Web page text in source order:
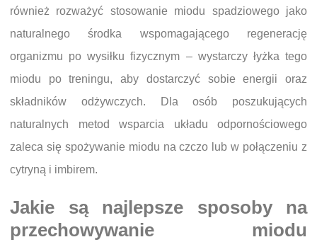
również rozważyć stosowanie miodu spadziowego jako
naturalnego środka wspomagającego regenerację
organizmu po wysiłku fizycznym – wystarczy łyżka tego
miodu po treningu, aby dostarczyć sobie energii oraz
składników odżywczych. Dla osób poszukujących
naturalnych metod wsparcia układu odpornościowego
zaleca się spożywanie miodu na czczo lub w połączeniu z
cytryną i imbirem.
Jakie są najlepsze sposoby na
przechowywanie miodu